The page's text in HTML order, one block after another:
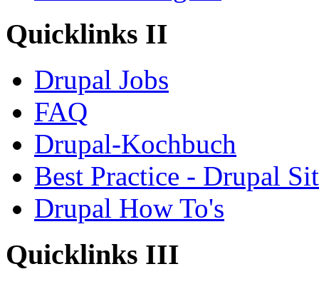
Quicklinks II
Drupal Jobs
FAQ
Drupal-Kochbuch
Best Practice - Drupal
Drupal How To's
Quicklinks III